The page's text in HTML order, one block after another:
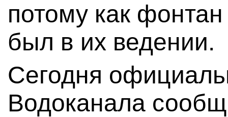
потому как
был в их ведении.
Сегодня
Водоканала